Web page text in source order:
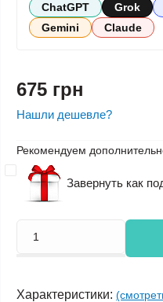
ChatGPT Grok
Gemini
Claude
675 грн
Нашли дешевле?
Рекомендуем
Завернуть как
Характеристики: